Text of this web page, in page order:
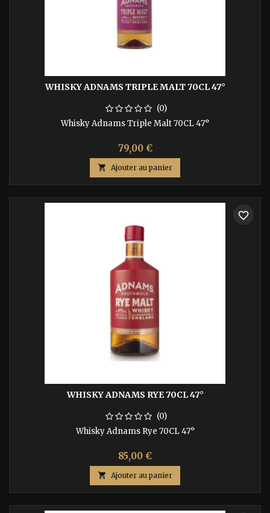
WHISKY ADNAMS TRIPLE MALT 70CL 47°
(0)
Whisky Adnams Triple Malt 70CL 47°
79,00 €
 Ajouter au panier
WHISKY ADNAMS RYE 70CL 47°
(0)
Whisky Adnams Rye 70CL 47°
85,00 €
 Ajouter au panier
favorite_border